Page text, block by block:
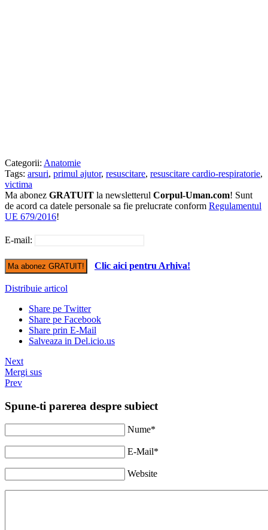
Categorii: Anatomie
Tags: arsuri, primul ajutor, resuscitare, resuscitare cardio-respiratorie,
victima
Ma abonez GRATUIT la newsletterul Corpul-Uman.com! Sunt
de acord ca datele personale sa fie prelucrate conform Regulamentul
UE 679/2016!
E-mail:
Clic aici pentru Arhiva!
Distribuie articol
Share pe Twitter
Share pe Facebook
Share prin E-Mail
Salveaza in Del.icio.us
Next
Mergi sus
Prev
Spune-ti parerea despre subiect
Nume*
E-Mail*
Website